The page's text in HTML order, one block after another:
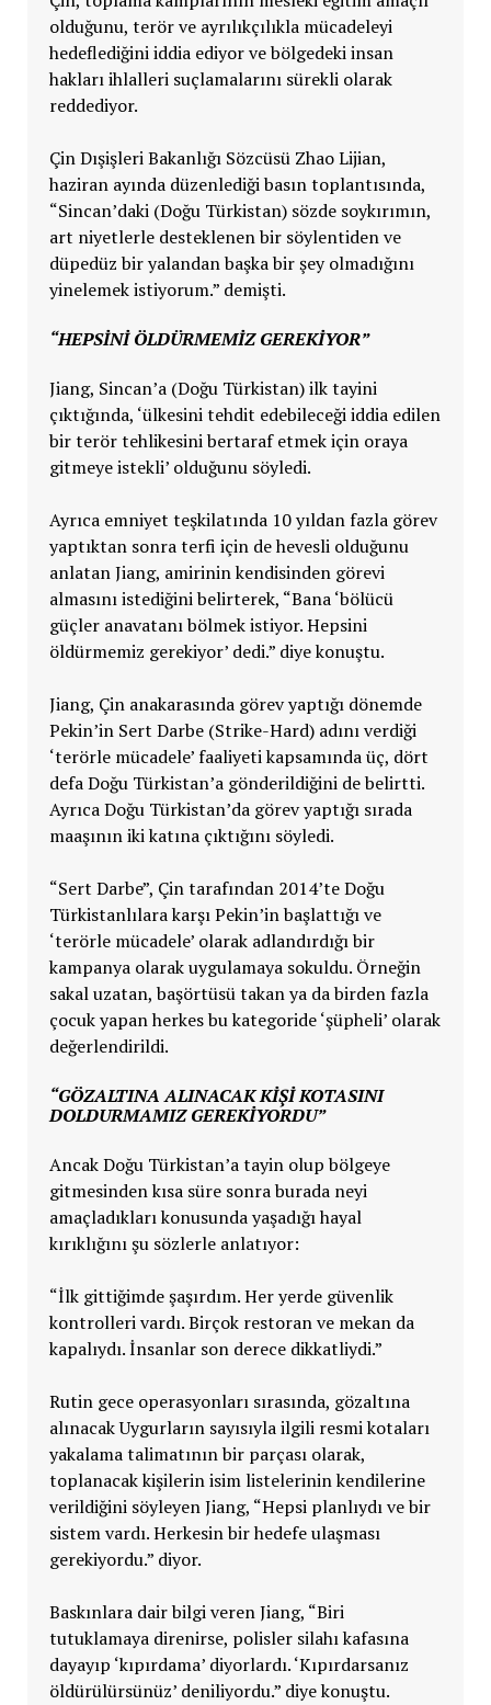
olduğunu, terör ve ayrılıkçılıkla mücadeleyi
hedeflediğini iddia ediyor ve bölgedeki insan
hakları ihlalleri suçlamalarını sürekli olarak
reddediyor.
Çin Dışişleri Bakanlığı Sözcüsü Zhao Lijian,
haziran ayında düzenlediği basın toplantısında,
“Sincan’daki (Doğu Türkistan) sözde soykırımın,
art niyetlerle desteklenen bir söylentiden ve
düpedüz bir yalandan başka bir şey olmadığını
yinelemek istiyorum.” demişti.
“HEPSINI ÖLDÜRMEMIZ GEREKIYOR”
Jiang, Sincan’a (Doğu Türkistan) ilk tayini
çıktığında, ‘ülkesini tehdit edebileceği iddia edilen
bir terör tehlikesini bertaraf etmek için oraya
gitmeye istekli’ olduğunu söyledi.
Ayrıca emniyet teşkilatında 10 yıldan fazla görev
yaptıktan sonra terfi için de hevesli olduğunu
anlatan Jiang, amirinin kendisinden görevi
almasını istediğini belirterek, “Bana ‘bölücü
güçler anavatanı bölmek istiyor. Hepsini
öldürmemiz gerekiyor’ dedi.” diye konuştu.
Jiang, Çin anakarasında görev yaptığı dönemde
Pekin’in Sert Darbe (Strike-Hard) adını verdiği
‘terörle mücadele’ faaliyeti kapsamında üç, dört
defa Doğu Türkistan’a gönderildiğini de belirtti.
Ayrıca Doğu Türkistan’da görev yaptığı sırada
maaşının iki katına çıktığını söyledi.
“Sert Darbe”, Çin tarafından 2014’te Doğu
Türkistanlılara karşı Pekin’in başlattığı ve
‘terörle mücadele’ olarak adlandırdığı bir
kampanya olarak uygulamaya sokuldu. Örneğin
sakal uzatan, başörtüsü takan ya da birden fazla
çocuk yapan herkes bu kategoride ‘şüpheli’ olarak
değerlendirildi.
“GÖZALTINA ALINACAK KIŞI KOTASINI
DOLDURMAMIZ GEREKIYORDU”
Ancak Doğu Türkistan’a tayin olup bölgeye
gitmesinden kısa süre sonra burada neyi
amaçladıkları konusunda yaşadığı hayal
kırıklığını şu sözlerle anlatıyor:
“İlk gittiğimde şaşırdım. Her yerde güvenlik
kontrolleri vardı. Birçok restoran ve mekan da
kapalıydı. İnsanlar son derece dikkatliydi.”
Rutin gece operasyonları sırasında, gözaltına
alınacak Uygurların sayısıyla ilgili resmi kotaları
yakalama talimatının bir parçası olarak,
toplanacak kişilerin isim listelerinin kendilerine
verildiğini söyleyen Jiang, “Hepsi planlıydı ve bir
sistem vardı. Herkesin bir hedefe ulaşması
gerekiyordu.” diyor.
Baskınlara dair bilgi veren Jiang, “Biri
tutuklamaya direnirse, polisler silahı kafasına
dayayıp ‘kıpırdama’ diyorlardı. ‘Kıpırdarsanız
öldürülürsünüz’ deniliyordu.” diye konuştu.